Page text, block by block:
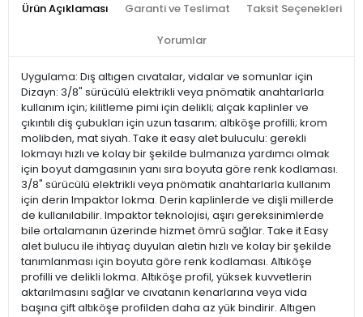
Ürün Açıklaması Garanti ve Teslimat Taksit Seçenekleri
Yorumlar
Uygulama: Dış altıgen cıvatalar, vidalar ve somunlar için
Dizayn: 3/8" sürücülü elektrikli veya pnömatik anahtarlarla
kullanım için; kilitleme pimi için delikli; alçak kaplinler ve
çıkıntılı diş çubukları için uzun tasarım; altıköşe profilli; krom
molibden, mat siyah. Take it easy alet buluculu: gerekli
lokmayı hızlı ve kolay bir şekilde bulmanıza yardımcı olmak
için boyut damgasının yanı sıra boyuta göre renk kodlaması.
3/8" sürücülü elektrikli veya pnömatik anahtarlarla kullanım
için derin Impaktor lokma. Derin kaplinlerde ve dişli millerde
de kullanılabilir. Impaktor teknolojisi, aşırı gereksinimlerde
bile ortalamanın üzerinde hizmet ömrü sağlar. Take it Easy
alet bulucu ile ihtiyaç duyulan aletin hızlı ve kolay bir şekilde
tanımlanması için boyuta göre renk kodlaması. Altıköşe
profilli ve delikli lokma. Altıköşe profil, yüksek kuvvetlerin
aktarılmasını sağlar ve cıvatanın kenarlarına veya vida
başına çift altıköşe profilden daha az yük bindirir. Altıgen